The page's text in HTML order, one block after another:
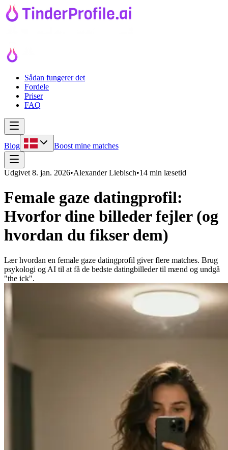
Sådan fungerer det
Fordele
Priser
FAQ
Blog Boost mine matches
Udgivet 8. jan. 2026•Alexander Liebisch•14 min læsetid
Female gaze datingprofil:
Hvorfor dine billeder fejler (og
hvordan du fikser dem)
Lær hvordan en female gaze datingprofil giver flere matches. Brug
psykologi og AI til at få de bedste datingbilleder til mænd og undgå
"the ick".